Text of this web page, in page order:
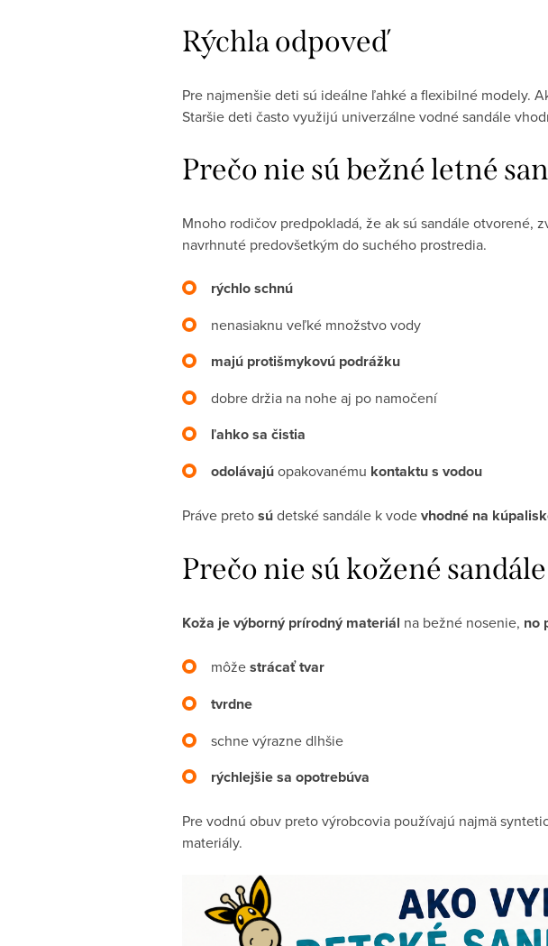
Rýchla odpoveď
Pre najmenšie deti sú ideálne ľahké a flexibilné modely.
Staršie deti často využijú univerzálne vodné sandále
Prečo nie sú bežné letné
Mnoho rodičov predpokladá, že ak sú sandále otvorené,
navrhnuté predovšetkým do suchého prostredia.
rýchlo schnú
nenasiaknu veľké množstvo vody
majú protišmykovú podrážku
dobre držia na nohe aj po namočení
ľahko sa čistia
odolávajúopakovanému kontaktu s vodou
Práve pretosúdetské sandále k vodevhodné na
Prečo nie sú kožené
Koža je výborný prírodný materiál na bežné nosenie, no
môžestrácať tvar
tvrdne
schne výrazne dlhšie
rýchlejšie sa opotrebúva
Pre vodnú obuv preto výrobcovia používajú najmä
materiály.